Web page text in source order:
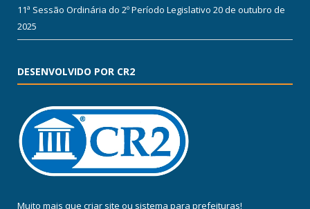
11ª Sessão Ordinária do 2º Período Legislativo 20 de outubro de
2025
DESENVOLVIDO POR CR2
Muito mais que criar site ou sistema para prefeituras!